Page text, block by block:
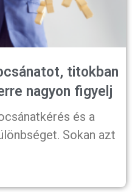
titokban
nagyon figyelj
és a
Sokan azt